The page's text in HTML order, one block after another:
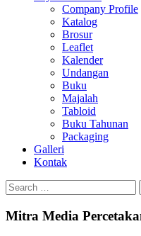
Company Profile
Katalog
Brosur
Leaflet
Kalender
Undangan
Buku
Majalah
Tabloid
Buku Tahunan
Packaging
Galleri
Kontak
Search
for:
Mitra Media